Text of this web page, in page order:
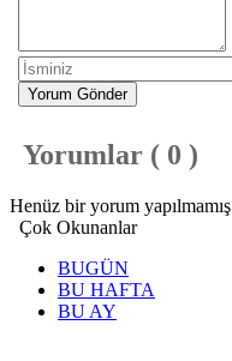
Yorum Gönder
Yorumlar ( 0 )
Henüz bir yorum yapılmamış
Çok Okunanlar
BUGÜN
BU HAFTA
BU AY